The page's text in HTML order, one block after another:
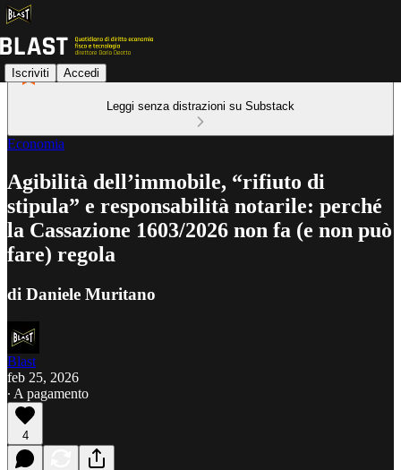
Iscriviti Accedi
Leggi senza distrazioni su Substack
Economia
Agibilità dell’immobile, “rifiuto di
stipula” e responsabilità notarile: perché
la Cassazione 1603/2026 non fa (e non può
fare) regola
di Daniele Muritano
Blast
feb 25, 2026
∙ A pagamento
4